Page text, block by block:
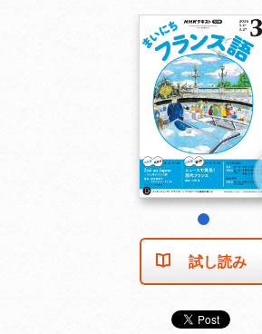
他にも商品を買う
試し読み